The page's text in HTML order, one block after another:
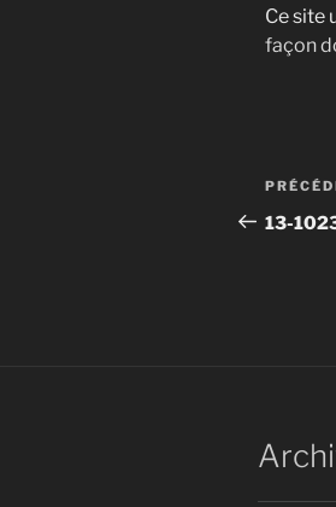
Ce site
façon
de
Article
13-